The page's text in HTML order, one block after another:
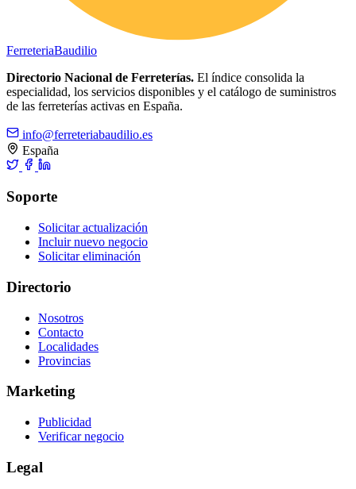
FerreteriaBaudilio
Directorio Nacional de Ferreterías. El índice consolida la
especialidad, los servicios disponibles y el catálogo de suministros
de las ferreterías activas en España.
info@ferreteriabaudilio.es
España
Soporte
Solicitar actualización
Incluir nuevo negocio
Solicitar eliminación
Directorio
Nosotros
Contacto
Localidades
Provincias
Marketing
Publicidad
Verificar negocio
Legal